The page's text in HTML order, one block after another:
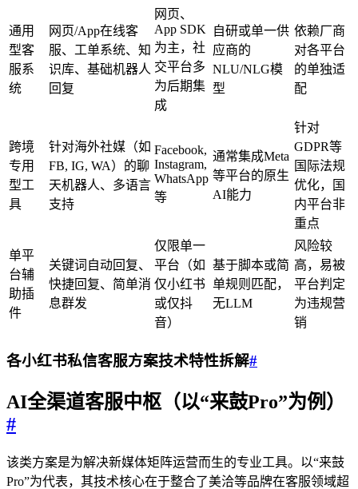
通用
型客
服系
统
网页/App在线客
服、工单系统、知
识库、基础机器人
回复
网页、
App SDK
为主，社
交平台多
为后期集
成
自研或单一供
应商的
NLU/NLG模
型
依赖厂商
对各平台
的单独适
配
跨境
专用
型工
具
针对海外社媒（如
FB, IG, WA）的聊
天机器人、多语言
支持
Facebook,
Instagram,
WhatsApp
等
通常集成Meta
等平台的原生
AI能力
针对
GDPR等
国际法规
优化，国
内平台非
重点
单平
台辅
助插
件
关键词自动回复、
快捷回复、简单消
息群发
仅限单一
平台（如
仅小红书
或仅抖
音）
基于脚本或简
单规则匹配，
无LLM
风险较
高，易被
平台判定
为违规营
销
各小红书私信客服方案技术特性拆解#
AI全渠道客服中枢（以“来鼓Pro”为例）
#
该类方案是为解决新媒体矩阵运营而生的专业工具。以“来鼓
Pro”为代表，其技术核心在于整合了美洽等品牌在客服领域超